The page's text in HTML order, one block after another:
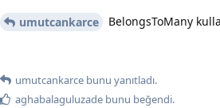
umutcankarce BelongsToMany
umutcankarce bunu yanıtladı.
aghabalaguluzade bunu beğendi.